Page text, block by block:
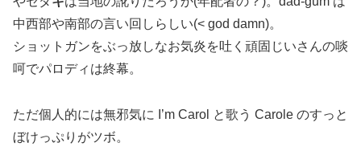
中西部や南部の言い回しらしい(< god damn)。
ショットガンをぶっ放しなお気炎を吐く頑固じいさんの啖
呵でパロディは終幕。
ただ個人的には無邪気に I’m Carol と歌う Carole のすっと
ぼけっぷりがツボ。